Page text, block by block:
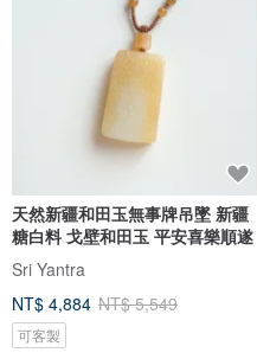
天然新疆和田玉無事牌吊墜 新疆
糖白料 戈壁和田玉 平安喜樂順遂
Sri Yantra
NT$ 4,884 NT$ 5,549
可客製